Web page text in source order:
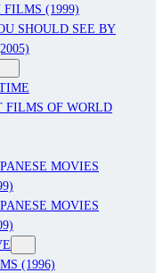
FILMS (1999)
SHOULD SEE BY
FILMS OF WORLD
MOVIES
MOVIES
(1996)